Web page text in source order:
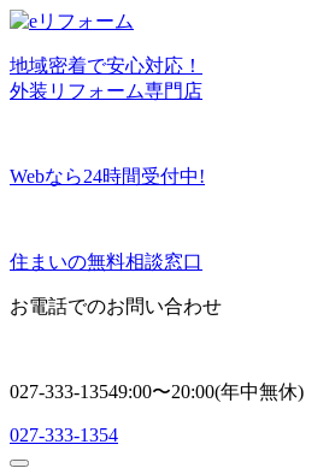
地域密着で安心対応！
外装リフォーム専門店
Webなら24時間受付中!
住まいの無料相談窓口
お電話でのお問い合わせ
027-333-13549:00〜20:00(年中無休)
027-333-1354